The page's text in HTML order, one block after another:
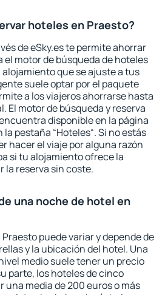
hoteles en Praesto?
de eSky.es te permite ahorrar
el motor de búsqueda de hoteles
que se ajuste a tus
suele optar por el paquete
a los viajeros ahorrarse hasta
El motor de búsqueda y reserva
disponible en la página
pestaña “Hoteles“. Si no estás
hacer el viaje por alguna razón
si tu alojamiento ofrece la
la reserva sin coste.
una noche de hotel en
puede variar y depende de
y la ubicación del hotel. Una
medio suele tener un precio
parte, los hoteles de cinco
media de 200 euros o más